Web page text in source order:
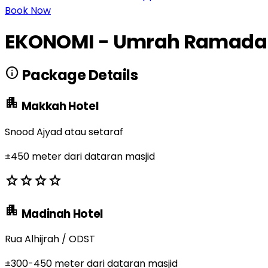
Book Now
EKONOMI - Umrah
info Package Details
apartment Makkah Hotel
Snood Ajyad atau setaraf
±450 meter dari dataran masjid
starstarstarstar
apartment Madinah Hotel
Rua Alhijrah / ODST
±300-450 meter dari dataran masjid